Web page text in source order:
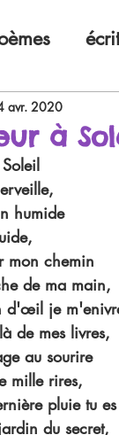
à
avr. 2020
humide
mon chemin
de ma main,
d'œil je
de mes livres,
au sourire
mille rires,
pluie tu
du secret,